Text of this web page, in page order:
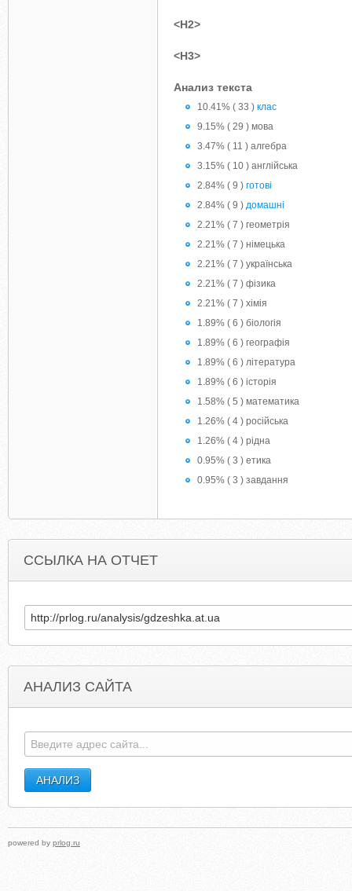
<H2>
<H3>
Анализ текста
10.41% ( 33 ) клас
9.15% ( 29 ) мова
3.47% ( 11 ) алгебра
3.15% ( 10 ) англійська
2.84% ( 9 ) готовi
2.84% ( 9 ) домашнi
2.21% ( 7 ) геометрія
2.21% ( 7 ) німецька
2.21% ( 7 ) українська
2.21% ( 7 ) фізика
2.21% ( 7 ) хімія
1.89% ( 6 ) біологія
1.89% ( 6 ) географія
1.89% ( 6 ) література
1.89% ( 6 ) історія
1.58% ( 5 ) математика
1.26% ( 4 ) російська
1.26% ( 4 ) рідна
0.95% ( 3 ) етика
0.95% ( 3 ) завдання
ССЫЛКА НА ОТЧЕТ
АНАЛИЗ САЙТА
powered by prlog.ru